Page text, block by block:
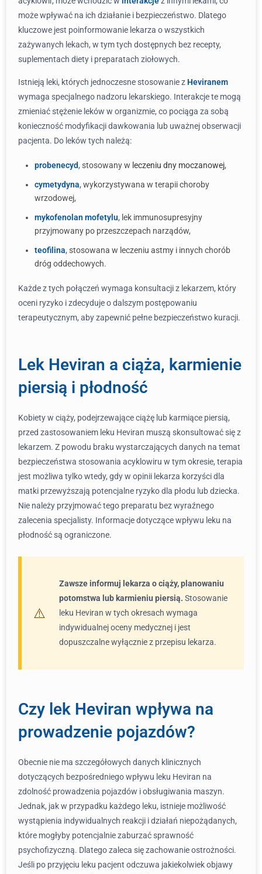
może wpływać na ich działanie i bezpieczeństwo. Dlatego
kluczowe jest poinformowanie lekarza o wszystkich
zażywanych lekach, w tym tych dostępnych bez recepty,
suplementach diety i preparatach ziołowych.
Istnieją leki, których jednoczesne stosowanie z Heviranem
wymaga specjalnego nadzoru lekarskiego. Interakcje te mogą
zmieniać stężenie leków w organizmie, co pociąga za sobą
konieczność modyfikacji dawkowania lub uważnej obserwacji
pacjenta. Do leków tych należą:
probenecyd, stosowany w leczeniu dny moczanowej,
cymetydyna, wykorzystywana w terapii choroby
wrzodowej,
mykofenolan mofetylu, lek immunosupresyjny
przyjmowany po przeszczepach narządów,
teofilina, stosowana w leczeniu astmy i innych chorób
dróg oddechowych.
Każde z tych połączeń wymaga konsultacji z lekarzem, który
oceni ryzyko i zdecyduje o dalszym postępowaniu
terapeutycznym, aby zapewnić pełne bezpieczeństwo kuracji.
Lek Heviran a ciąża, karmienie
piersią i płodność
Kobiety w ciąży, podejrzewające ciążę lub karmiące piersią,
przed zastosowaniem leku Heviran muszą skonsultować się z
lekarzem. Z powodu braku wystarczających danych na temat
bezpieczeństwa stosowania acyklowiru w tym okresie, terapia
jest możliwa tylko wtedy, gdy w opinii lekarza korzyści dla
matki przewyższają potencjalne ryzyko dla płodu lub dziecka.
Nie należy przyjmować tego preparatu bez wyraźnego
zalecenia specjalisty. Informacje dotyczące wpływu leku na
płodność są ograniczone.
Zawsze informuj lekarza o ciąży, planowaniu
potomstwa lub karmieniu piersią. Stosowanie
leku Heviran w tych okresach wymaga
indywidualnej oceny medycznej i jest
dopuszczalne wyłącznie z przepisu lekarza.
Czy lek Heviran wpływa na
prowadzenie pojazdów?
Obecnie nie ma szczegółowych danych klinicznych
dotyczących bezpośredniego wpływu leku Heviran na
zdolność prowadzenia pojazdów i obsługiwania maszyn.
Jednak, jak w przypadku każdego leku, istnieje możliwość
wystąpienia indywidualnych reakcji i działań niepożądanych,
które mogłyby potencjalnie zaburzać sprawność
psychofizyczną. Dlatego zaleca się zachowanie ostrożności.
Jeśli po przyjęciu leku pacjent odczuwa jakiekolwiek objawy